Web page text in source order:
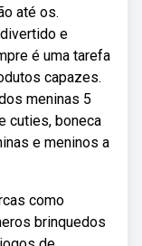
até os.
e
é uma tarefa
capazes.
meninas 5
cuties, boneca
e meninos a
como
brinquedos